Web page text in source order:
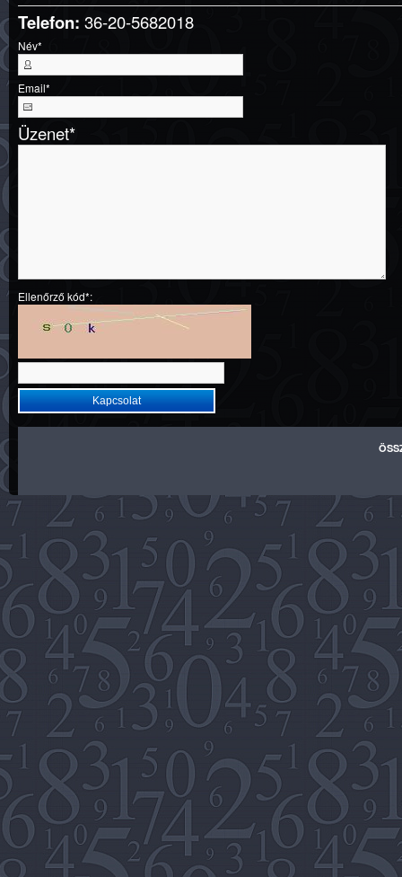
Telefon: 36-20-5682018
Név*
Email*
Üzenet*
Ellenőrző kód*: